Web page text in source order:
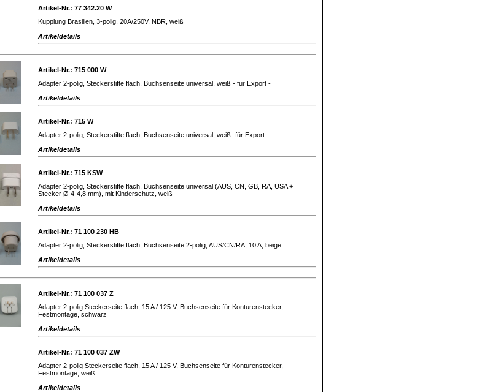
Artikel-Nr.: 77 342.20 W
Kupplung Brasilien, 3-polig, 20A/250V, NBR, weiß
Artikeldetails
Artikel-Nr.: 715 000 W
Adapter 2-polig, Steckerstifte flach, Buchsenseite universal, weiß - für Export -
Artikeldetails
Artikel-Nr.: 715 W
Adapter 2-polig, Steckerstifte flach, Buchsenseite universal, weiß- für Export -
Artikeldetails
Artikel-Nr.: 715 KSW
Adapter 2-polig, Steckerstifte flach, Buchsenseite universal (AUS, CN, GB, RA, USA +
Stecker Ø 4-4,8 mm), mit Kinderschutz, weiß
Artikeldetails
Artikel-Nr.: 71 100 230 HB
Adapter 2-polig, Steckerstifte flach, Buchsenseite 2-polig, AUS/CN/RA, 10 A, beige
Artikeldetails
Artikel-Nr.: 71 100 037 Z
Adapter 2-polig Steckerseite flach, 15 A / 125 V, Buchsenseite für Konturenstecker,
Festmontage, schwarz
Artikeldetails
Artikel-Nr.: 71 100 037 ZW
Adapter 2-polig Steckerseite flach, 15 A / 125 V, Buchsenseite für Konturenstecker,
Festmontage, weiß
Artikeldetails